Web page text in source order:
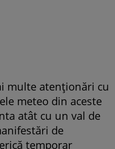
multe atenționări cu
meteo din aceste
atât cu un val de
de
temporar